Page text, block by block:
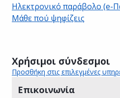
Χρήσιμοι σύνδεσμοι
Προσθήκη στις επιλεγμένες
Επικοινωνία
Ηλεκτρονικό παράβολο (e-
Μάθε πού ψηφίζεις